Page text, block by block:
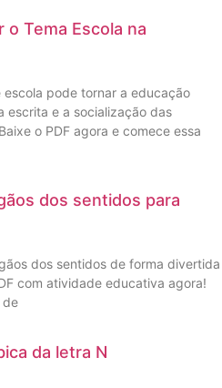
o Tema Escola na
pode tornar a educação
escrita e a socialização das
o PDF agora e comece essa
dos sentidos para
dos sentidos de forma divertida
com atividade educativa agora!
de
da letra N